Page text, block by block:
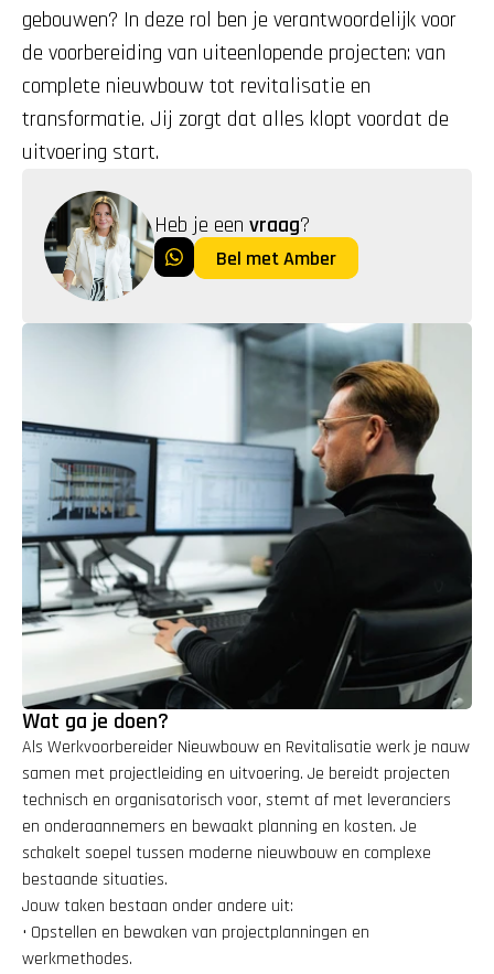
gebouwen? In deze rol ben je verantwoordelijk voor
de voorbereiding van uiteenlopende projecten: van
complete nieuwbouw tot revitalisatie en
transformatie. Jij zorgt dat alles klopt voordat de
uitvoering start.
Heb je een vraag?
Bel met Amber
Wat ga je doen?
Als Werkvoorbereider Nieuwbouw en Revitalisatie werk je nauw
samen met projectleiding en uitvoering. Je bereidt projecten
technisch en organisatorisch voor, stemt af met leveranciers
en onderaannemers en bewaakt planning en kosten. Je
schakelt soepel tussen moderne nieuwbouw en complexe
bestaande situaties.
Jouw taken bestaan onder andere uit:
• Opstellen en bewaken van projectplanningen en
werkmethodes.